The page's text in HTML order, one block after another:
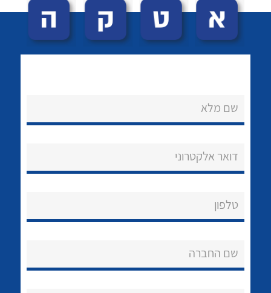
הצוות שלנו
שירותי תמיכה
לכל מוצרי היצרן לכל מוצרי היצרן
שם מלא
דואר אלקטרוני
טלפון
שם החברה